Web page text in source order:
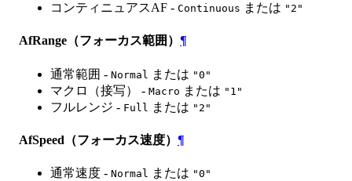
コンティニュアスAF - Continuous または "2"
AfRange（フォーカス範囲） ¶
通常範囲 - Normal または "0"
マクロ（接写） - Macro または "1"
フルレンジ - Full または "2"
AfSpeed（フォーカス速度） ¶
通常速度 - Normal または "0"